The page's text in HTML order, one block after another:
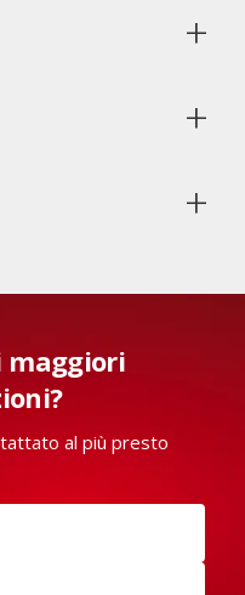
+
+
+
maggiori
al più presto